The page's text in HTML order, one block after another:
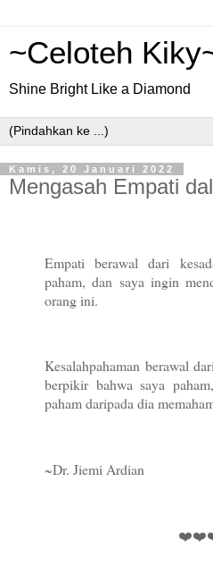
~Celoteh
Shine Bright Like a Diamond
Kamis, 20 Januari 2022
Mengasah Empati
Empati berawal dari
paham, dan saya ingin
orang ini.
Kesalahpahaman berawal
berpikir bahwa saya
paham daripada dia
~Dr. Jiemi Ardian